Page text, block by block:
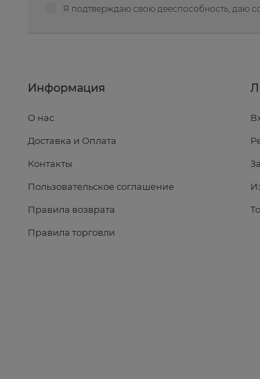
Я подтверждаю свою дееспособность, даю
Информация
О нас
Доставка и Оплата
Контакты
Пользовательское соглашение
Правила возврата
Правила торговли